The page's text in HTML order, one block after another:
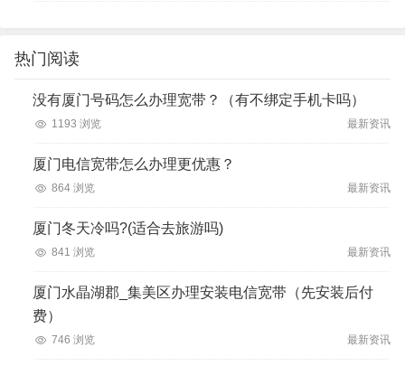
热门阅读
没有厦门号码怎么办理宽带？（有不绑定手机卡吗）
1193 浏览 最新资讯
厦门电信宽带怎么办理更优惠？
864 浏览 最新资讯
厦门冬天冷吗?(适合去旅游吗)
841 浏览 最新资讯
厦门水晶湖郡_集美区办理安装电信宽带（先安装后付
费）
746 浏览 最新资讯